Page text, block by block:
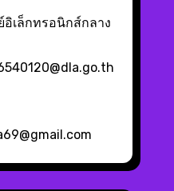
เล็กทรอนิกส์กลาง